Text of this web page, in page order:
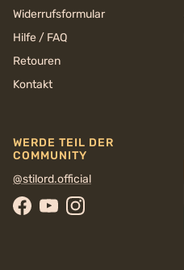
Widerrufsformular
Hilfe / FAQ
Retouren
Kontakt
WERDE TEIL DER
COMMUNITY
@stilord.official
Facebook
YouTubeInstagram